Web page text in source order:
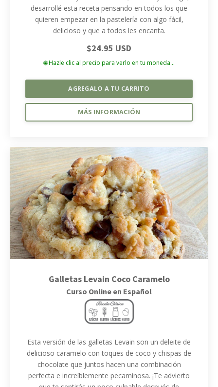
desarrollé esta receta pensando en todos los que
quieren empezar en la pastelería con algo fácil,
delicioso y que a todos les encanta.
$24.95 USD
🌐 Hazle clic al precio para verlo en tu moneda...
AGREGALO A TU CARRITO
MÁS INFORMACIÓN
Galletas Levain Coco Caramelo
Curso Online en Español
Esta versión de las galletas Levain son un deleite de
delicioso caramelo con toques de coco y chispas de
chocolate que juntos hacen una combinación
perfecta e increíblemente pecaminosa. ¡Te advierto